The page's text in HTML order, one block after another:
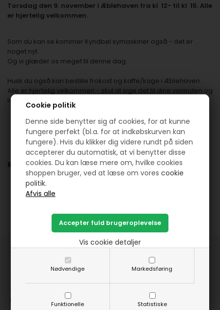
Cookie politik
Denne side benytter sig af cookies, for at kunne
fungere perfekt (bl.a. for at indkøbskurven kan
fungere). Hvis du klikker dig videre rundt på siden
accepterer du automatisk, at vi benytter disse
cookies. Du kan læse mere om, hvilke cookies
shoppen bruger, ved at læse om vorescookie
politik.
Nødvendige Markedsføring
Funktionelle Statistiske
Vis cookie detaljer
Torsdag den 9. november i Æblehaven fra kl 12- til kl 15. Alle
er hjertelig velkommen.
Som du kan se kommer Kyndbøl symaskiner også - det er
noget nyt.
Og vi glæder os meget til denne dag.
Husk du også kan bestille frokost og kaffe/kage i Æblehaven.
Alle er hjertelig velkommen - skul at sige det til dine veninden og
lad os sammen få en dejlig dag
Relaterede artikler:
HANNES Patchwork
Jernbanegade 12 - 8881 Thorsø
mail@hannespatchwork.dk